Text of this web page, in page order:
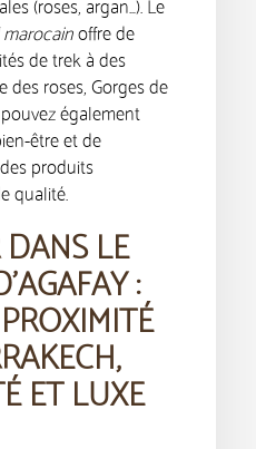
(roses, argan…). Le
offre de
de trek à des
des roses, Gorges de
également
être et de
produits
qualité.
DANS LE
:
ET LUXE